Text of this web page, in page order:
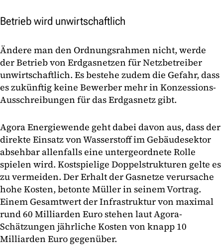
Betrieb wird unwirtschaftlich
Ändere man den Ordnungsrahmen nicht, werde
der Betrieb von Erdgasnetzen für Netzbetreiber
unwirtschaftlich. Es bestehe zudem die Gefahr, dass
es zukünftig keine Bewerber mehr in Konzessions-
Ausschreibungen für das Erdgasnetz gibt.
Agora Energiewende geht dabei davon aus, dass der
direkte Einsatz von Wasserstoff im Gebäudesektor
absehbar allenfalls eine untergeordnete Rolle
spielen wird. Kostspielige Doppelstrukturen gelte es
zu vermeiden. Der Erhalt der Gasnetze verursache
hohe Kosten, betonte Müller in seinem Vortrag.
Einem Gesamtwert der Infrastruktur von maximal
rund 60 Milliarden Euro stehen laut Agora-
Schätzungen jährliche Kosten von knapp 10
Milliarden Euro gegenüber.